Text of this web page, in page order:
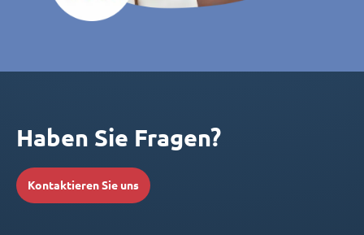
Haben Sie Fragen?
Kontaktieren Sie uns